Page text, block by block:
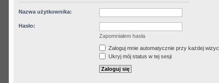
Nazwa użytkownika:
Hasło:
Zapomniałem hasła
Zaloguj mnie automatycznie przy każdej
Ukryj mój status w tej sesji